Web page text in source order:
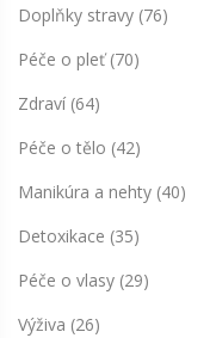
Doplňky stravy (76)
Péče o pleť(70)
Zdraví (64)
Péče o tělo (42)
Manikúra a nehty (40)
Detoxikace (35)
Péče o vlasy (29)
Výživa (26)